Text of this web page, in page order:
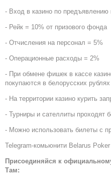
- Вход в казино по предъявлению
- Рейк = 10% от призового фонда
- Отчисления на персонал = 5%
- Операционные расходы = 2%
- При обмене фишек в кассе
покупаются в белорусских рублях
- На территории казино курить
- Турниры и сателлиты проходят
- Можно использовать билеты с
Telegram-комьюнити Belarus
Присоединяйся к
Там: